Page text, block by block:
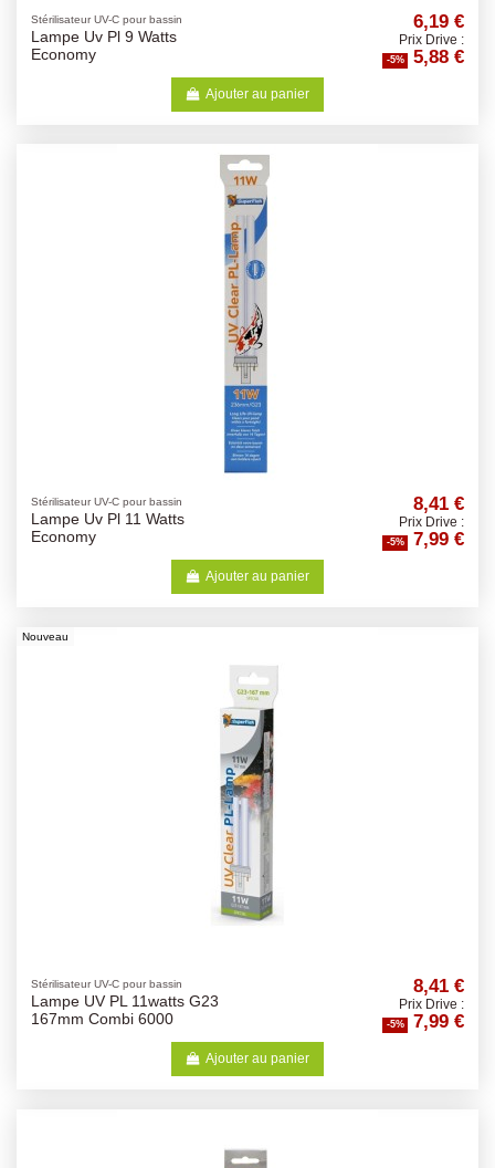
Stérilisateur UV-C pour bassin
Lampe Uv Pl 9 Watts
Economy
6,19 €
Prix Drive :
-5% 5,88 €
Ajouter au panier
Stérilisateur UV-C pour bassin
Lampe Uv Pl 11 Watts
Economy
8,41 €
Prix Drive :
-5% 7,99 €
Ajouter au panier
Nouveau
Stérilisateur UV-C pour bassin
Lampe UV PL 11watts G23
167mm Combi 6000
8,41 €
Prix Drive :
-5% 7,99 €
Ajouter au panier